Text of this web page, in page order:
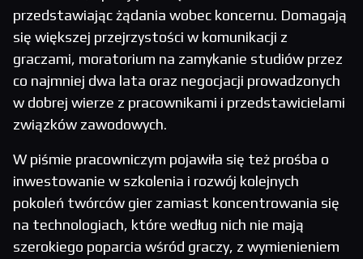
przedstawiając żądania wobec koncernu. Domagają
się większej przejrzystości w komunikacji z
graczami, moratorium na zamykanie studiów przez
co najmniej dwa lata oraz negocjacji prowadzonych
w dobrej wierze z pracownikami i przedstawicielami
związków zawodowych.
W piśmie pracowniczym pojawiła się też prośba o
inwestowanie w szkolenia i rozwój kolejnych
pokoleń twórców gier zamiast koncentrowania się
na technologiach, które według nich nie mają
szerokiego poparcia wśród graczy, z wymienieniem